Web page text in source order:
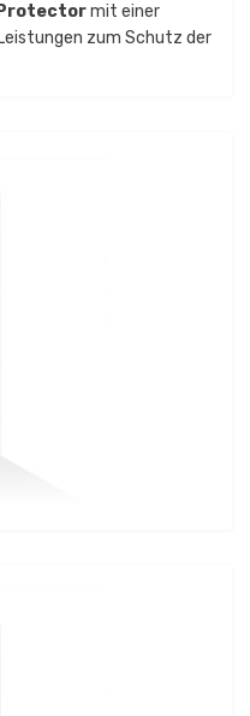
Protectormit einer
zum Schutz der